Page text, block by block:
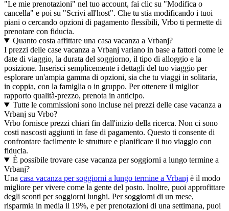
"Le mie prenotazioni" nel tuo account, fai clic su "Modifica o
cancella" e poi su "Scrivi all'host". Che tu stia modificando i tuoi
piani o cercando opzioni di pagamento flessibili, Vrbo ti permette di
prenotare con fiducia.
Quanto costa affittare una casa vacanza a Vrbanj?
I prezzi delle case vacanza a Vrbanj variano in base a fattori come le
date di viaggio, la durata del soggiorno, il tipo di alloggio e la
posizione. Inserisci semplicemente i dettagli del tuo viaggio per
esplorare un'ampia gamma di opzioni, sia che tu viaggi in solitaria,
in coppia, con la famiglia o in gruppo. Per ottenere il miglior
rapporto qualità-prezzo, prenota in anticipo.
Tutte le commissioni sono incluse nei prezzi delle case vacanza a
Vrbanj su Vrbo?
Vrbo fornisce prezzi chiari fin dall'inizio della ricerca. Non ci sono
costi nascosti aggiunti in fase di pagamento. Questo ti consente di
confrontare facilmente le strutture e pianificare il tuo viaggio con
fiducia.
È possibile trovare case vacanza per soggiorni a lungo termine a
Vrbanj?
Una casa vacanza per soggiorni a lungo termine a Vrbanj è il modo
migliore per vivere come la gente del posto. Inoltre, puoi approfittare
degli sconti per soggiorni lunghi. Per soggiorni di un mese,
risparmia in media il 19%, e per prenotazioni di una settimana, puoi